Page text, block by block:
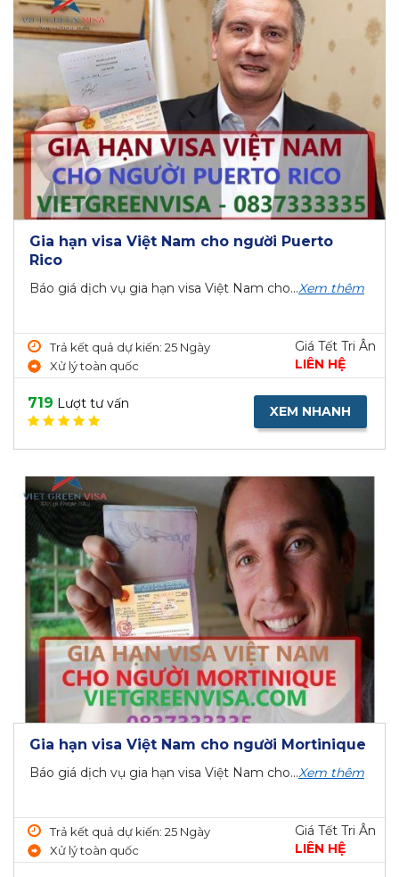
Gia hạn visa Việt Nam cho người Puerto
Rico
Báo giá dịch vụ gia hạn visa Việt Nam cho...Xem thêm
Trả kết quả dự kiến: 25 Ngày
Xử lý toàn quốc
Giá Tết Tri Ân
LIÊN HỆ
719 Lượt tư vấn XEM NHANH
Gia hạn visa Việt Nam cho người Mortinique
Báo giá dịch vụ gia hạn visa Việt Nam cho...Xem thêm
Trả kết quả dự kiến: 25 Ngày
Xử lý toàn quốc
Giá Tết Tri Ân
LIÊN HỆ